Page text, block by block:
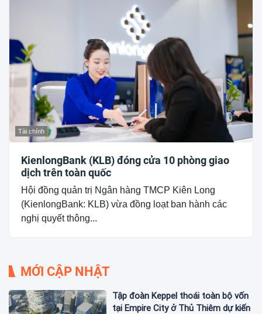
Tài chính
KienlongBank (KLB) đóng cửa 10 phòng giao
dịch trên toàn quốc
Hội đồng quản trị Ngân hàng TMCP Kiên Long
(KienlongBank: KLB) vừa đồng loạt ban hành các
nghị quyết thông...
MỚI CẬP NHẬT
Tập đoàn Keppel thoái toàn bộ vốn
tại Empire City ở Thủ Thiêm dự kiến